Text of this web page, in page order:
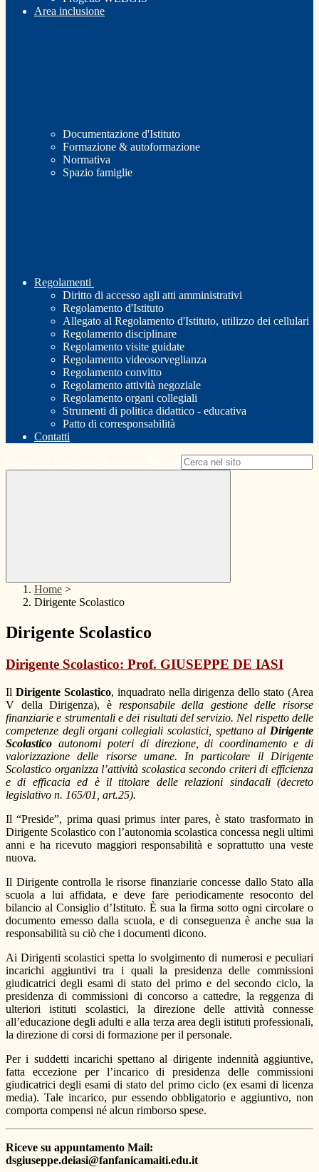
Area inclusione
Documentazione d'Istituto
Formazione & autoformazione
Normativa
Spazio famiglie
Regolamenti
Diritto di accesso agli atti amministrativi
Regolamento d'Istituto
Allegato al Regolamento d'Istituto, utilizzo dei cellulari
Regolamento disciplinare
Regolamento visite guidate
Regolamento videosorveglianza
Regolamento convitto
Regolamento attività negoziale
Regolamento organi collegiali
Strumenti di politica didattico - educativa
Patto di corresponsabilità
Contatti
Home >
Dirigente Scolastico
Dirigente Scolastico
Dirigente Scolastico: Prof. GIUSEPPE DE IASI
Il Dirigente Scolastico, inquadrato nella dirigenza dello stato (Area
V della Dirigenza), è responsabile della gestione delle risorse
finanziarie e strumentali e dei risultati del servizio. Nel rispetto delle
competenze degli organi collegiali scolastici, spettano al Dirigente
Scolastico autonomi poteri di direzione, di coordinamento e di
valorizzazione delle risorse umane. In particolare il Dirigente
Scolastico organizza l’attività scolastica secondo criteri di efficienza
e di efficacia ed è il titolare delle relazioni sindacali (decreto
legislativo n. 165/01, art.25).
Il “Preside”, prima quasi primus inter pares, è stato trasformato in
Dirigente Scolastico con l’autonomia scolastica concessa negli ultimi
anni e ha ricevuto maggiori responsabilità e soprattutto una veste
nuova.
Il Dirigente controlla le risorse finanziarie concesse dallo Stato alla
scuola a lui affidata, e deve fare periodicamente resoconto del
bilancio al Consiglio d’Istituto. È sua la firma sotto ogni circolare o
documento emesso dalla scuola, e di conseguenza è anche sua la
responsabilità su ciò che i documenti dicono.
Ai Dirigenti scolastici spetta lo svolgimento di numerosi e peculiari
incarichi aggiuntivi tra i quali la presidenza delle commissioni
giudicatrici degli esami di stato del primo e del secondo ciclo, la
presidenza di commissioni di concorso a cattedre, la reggenza di
ulteriori istituti scolastici, la direzione delle attività connesse
all’educazione degli adulti e alla terza area degli istituti professionali,
la direzione di corsi di formazione per il personale.
Per i suddetti incarichi spettano al dirigente indennità aggiuntive,
fatta eccezione per l’incarico di presidenza delle commissioni
giudicatrici degli esami di stato del primo ciclo (ex esami di licenza
media). Tale incarico, pur essendo obbligatorio e aggiuntivo, non
comporta compensi né alcun rimborso spese.
Riceve su appuntamento Mail:
dsgiuseppe.deiasi@fanfanicamaiti.edu.it